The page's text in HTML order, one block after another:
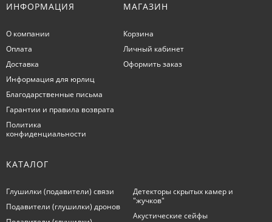
ИНФОРМАЦИЯ
О компании
Оплата
Доставка
Информация для юрлиц
Благодарственные письма
Гарантии и правила возврата
Политика
конфиденциальности
МАГАЗИН
Корзина
Личный кабинет
Оформить заказ
КАТАЛОГ
Глушилки (подавители) связи
Подавители (глушилки) дронов
Детекторы скрытых камер и
"жучков"
Акустические сейфы